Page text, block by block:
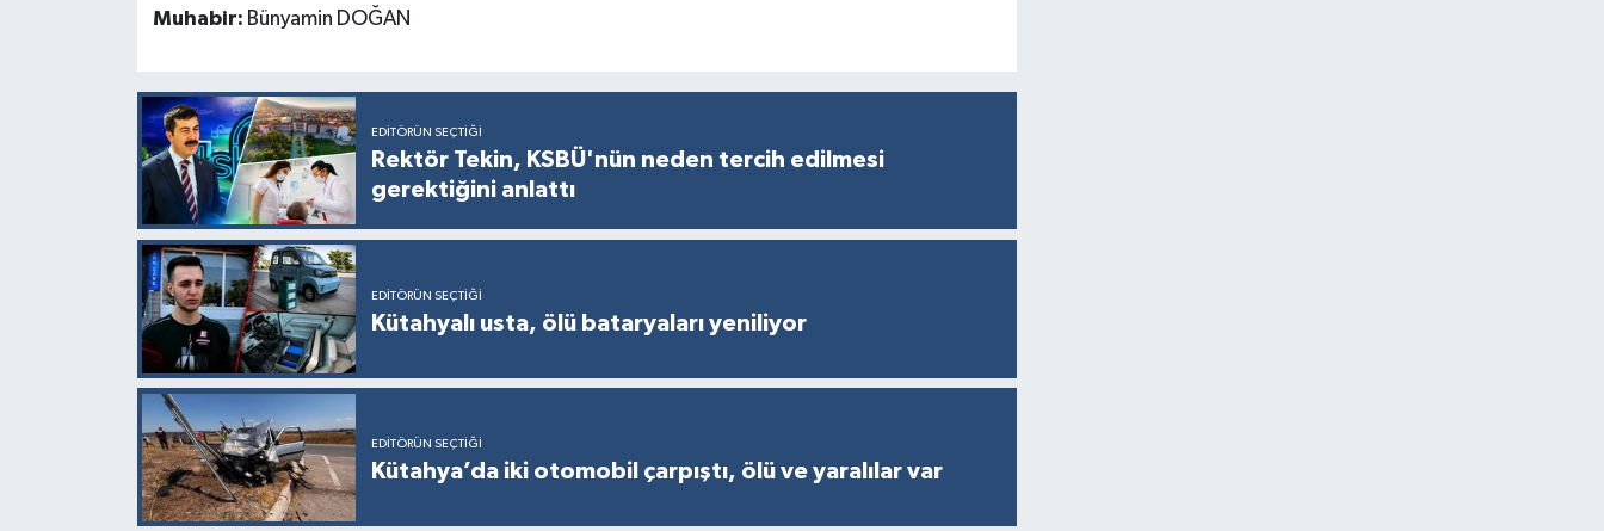
Muhabir: Bünyamin DOĞAN
EDITÖRÜN SEÇTIĞI
Rektör Tekin, KSBÜ'nün neden tercih edilmesi
gerektiğini anlattı
EDITÖRÜN SEÇTIĞI
Kütahyalı usta, ölü bataryaları yeniliyor
EDITÖRÜN SEÇTIĞI
Kütahya’da iki otomobil çarpıştı, ölü ve yaralılar var